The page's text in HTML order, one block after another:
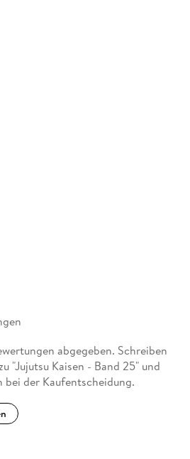
abgegeben. Schreiben
"Jujutsu Kaisen - Band 25" und
bei der Kaufentscheidung.